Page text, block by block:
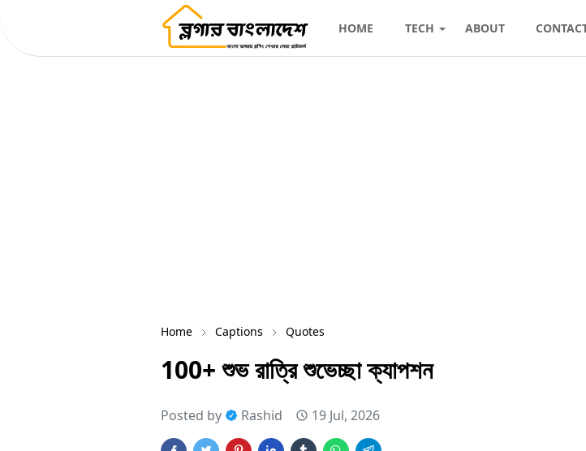
HOME TECH ABOUT
Home Captions Quotes
100+ শুভ রাত্রি শুভেচ্ছা ক্যাপশন
Posted by Rashid 19 Jul, 2026